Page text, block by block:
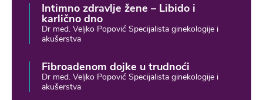
Intimno zdravlje žene – Libido i
karlično dno
Dr med. Veljko Popović Specijalista ginekologije i
akušerstva
Fibroadenom dojke u trudnoći
Dr med. Veljko Popović Specijalista ginekologije i
akušerstva